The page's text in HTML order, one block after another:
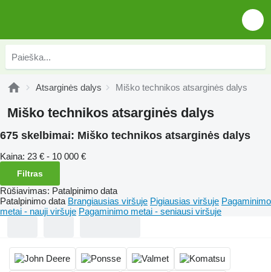
Atsarginės dalys Miško technikos atsarginės dalys
Miško technikos atsarginės dalys
675 skelbimai: Miško technikos atsarginės dalys
Kaina: 23 € - 10 000 €
Filtras
Rūšiavimas: Patalpinimo data
Patalpinimo data Brangiausias viršuje Pigiausias viršuje Pagaminimo
metai - nauji viršuje Pagaminimo metai - seniausi viršuje